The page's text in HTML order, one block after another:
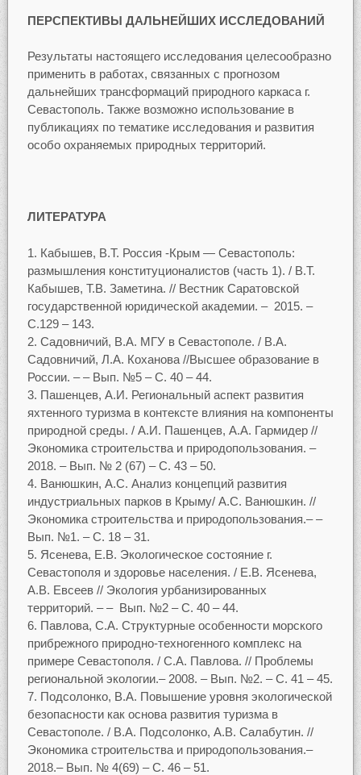
ПЕРСПЕКТИВЫ ДАЛЬНЕЙШИХ ИССЛЕДОВАНИЙ
Результаты настоящего исследования целесообразно
применить в работах, связанных с прогнозом
дальнейших трансформаций природного каркаса г.
Севастополь. Также возможно использование в
публикациях по тематике исследования и развития
особо охраняемых природных территорий.
ЛИТЕРАТУРА
Кабышев, В.Т. Россия -Крым — Севастополь:
размышления конституционалистов (часть 1). / В.Т.
Кабышев, Т.В. Заметина. // Вестник Саратовской
государственной юридической академии. – 2015. –
С.129 – 143.
Садовничий, В.А. МГУ в Севастополе. / В.А.
Садовничий, Л.А. Коханова //Высшее образование в
России. – – Вып. №5 – C. 40 – 44.
Пашенцев, А.И. Региональный аспект развития
яхтенного туризма в контексте влияния на компоненты
природной среды. / А.И. Пашенцев, А.А. Гармидер //
Экономика строительства и природопользования. –
2018. – Вып. № 2 (67) – С. 43 – 50.
Ванюшкин, А.С. Анализ концепций развития
индустриальных парков в Крыму/ А.С. Ванюшкин. //
Экономика строительства и природопользования.– –
Вып. №1. – С. 18 – 31.
Ясенева, Е.В. Экологическое состояние г.
Севастополя и здоровье населения. / Е.В. Ясенева,
А.В. Евсеев // Экология урбанизированных
территорий. – – Вып. №2 – С. 40 – 44.
Павлова, С.А. Структурные особенности морского
прибрежного природно-техногенного комплекс на
примере Севастополя. / С.А. Павлова. // Проблемы
региональной экологии.– 2008. – Вып. №2. – С. 41 – 45.
Подсолонко, В.А. Повышение уровня экологической
безопасности как основа развития туризма в
Севастополе. / В.А. Подсолонко, А.В. Салабутин. //
Экономика строительства и природопользования.–
2018.– Вып. № 4(69) – С. 46 – 51.